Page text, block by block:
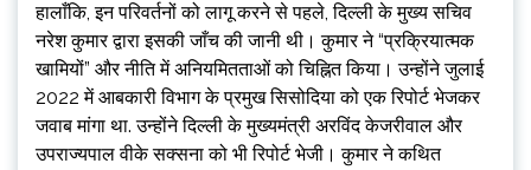
हालाँकि, इन परिवर्तनों को लागू करने से पहले, दिल्ली के मुख्य सचिव
नरेश कुमार द्वारा इसकी जाँच की जानी थी। कुमार ने “प्रक्रियात्मक
खामियों” और नीति में अनियमितताओं को चिह्नित किया। उन्होंने जुलाई
2022 में आबकारी विभाग के प्रमुख सिसोदिया को एक रिपोर्ट भेजकर
जवाब मांगा था. उन्होंने दिल्ली के मुख्यमंत्री अरविंद केजरीवाल और
उपराज्यपाल वीके सक्सना को भी रिपोर्ट भेजी। कुमार ने कथित